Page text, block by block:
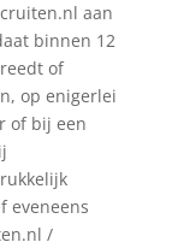
aan
binnen 12
of
op enigerlei
of bij een
eveneens
/